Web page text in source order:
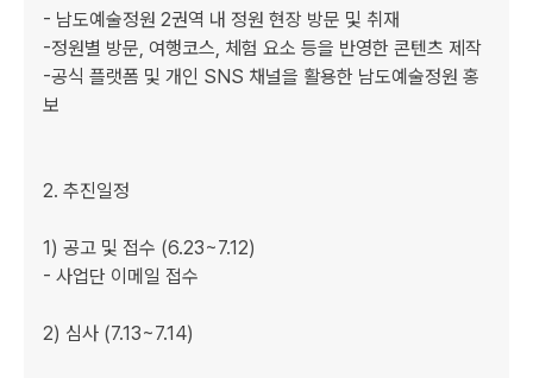
- 남도예술정원 2권역 내 정원 현장 방문 및 취재
-정원별 방문, 여행코스, 체험 요소 등을 반영한 콘텐츠 제작
-공식 플랫폼 및 개인 SNS 채널을 활용한 남도예술정원 홍
보
2. 추진일정
1) 공고 및 접수 (6.23~7.12)
- 사업단 이메일 접수
2) 심사 (7.13~7.14)